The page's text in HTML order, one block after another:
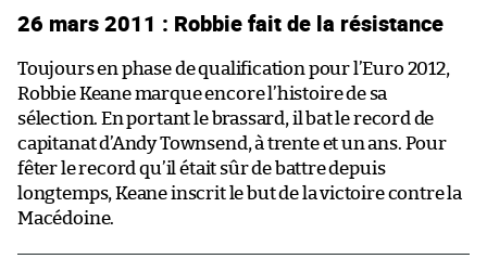
26 mars 2011 : Robbie fait de la résistance
Toujours en phase de qualification pour l’Euro 2012,
Robbie Keane marque encore l’histoire de sa
sélection. En portant le brassard, il bat le record de
capitanat d’Andy Townsend, à trente et un ans. Pour
fêter le record qu’il était sûr de battre depuis
longtemps, Keane inscrit le but de la victoire contre la
Macédoine.